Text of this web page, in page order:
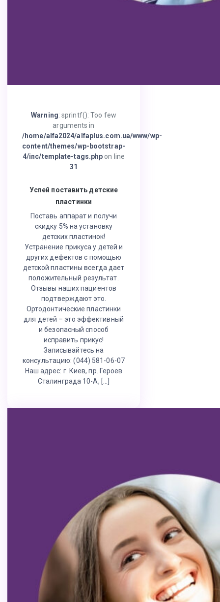
Warning: sprintf(): Too few
arguments in
/home/alfa2024/alfaplus.com.ua/www/wp-
content/themes/wp-bootstrap-
4/inc/template-tags.php on line
31
Успей поставить детские
пластинки
Поставь аппарат и получи
скидку 5% на установку
детских пластинок!
Устранение прикуса у детей и
других дефектов с помощью
детской пластины всегда дает
положительный результат.
Отзывы наших пациентов
подтверждают это.
Ортодонтические пластинки
для детей – это эффективный
и безопасный способ
исправить прикус!
Записывайтесь на
консультацию: (044) 581-06-07
Наш адрес: г. Киев, пр. Героев
Сталинграда 10-А, […]